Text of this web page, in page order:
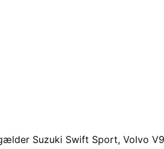
Suzuki Swift Sport, Volvo